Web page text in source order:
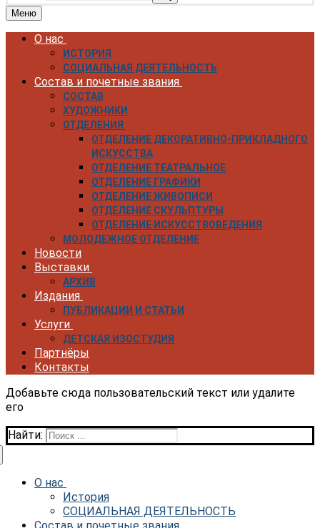
Меню
О нас
ИСТОРИЯ
СОЦИАЛЬНАЯ ДЕЯТЕЛЬНОСТЬ
Состав и почетные звания
СОСТАВ
ХУДОЖНИКИ
ОТДЕЛЕНИЯ
ОТДЕЛЕНИЕ ДЕКОРАТИВНО-ПРИКЛАДНОГО
ИСКУССТВА
ОТДЕЛЕНИЕ ТЕАТРАЛЬНОЕ
ОТДЕЛЕНИЕ ГРАФИКИ
ОТДЕЛЕНИЕ ЖИВОПИСИ
ОТДЕЛЕНИЕ СКУЛЬПТУРЫ
ОТДЕЛЕНИЕ ИСКУССТВОВЕДЕНИЯ
МОЛОДЕЖНОЕ ОТДЕЛЕНИЕ
Новости
Выставки
АРХИВ
Издания
ПУБЛИКАЦИИ И СТАТЬИ
Услуги
ДЕТСКАЯ ИЗОСТУДИЯ
Партнёры
Контакты
Добавьте сюда пользовательский текст или удалите
его
Найти:
О нас
История
СОЦИАЛЬНАЯ ДЕЯТЕЛЬНОСТЬ